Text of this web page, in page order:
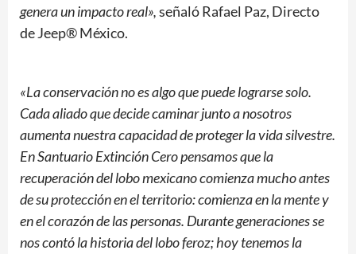
genera un impacto real»,señaló Rafael Paz, Directo
de Jeep® México.
«La conservación no es algo que puede lograrse solo.
Cada aliado que decide caminar junto a nosotros
aumenta nuestra capacidad de proteger la vida silvestre.
En Santuario Extinción Cero pensamos que la
recuperación del lobo mexicano comienza mucho antes
de su protección en el territorio: comienza en la mente y
en el corazón de las personas. Durante generaciones se
nos contó la historia del lobo feroz; hoy tenemos la